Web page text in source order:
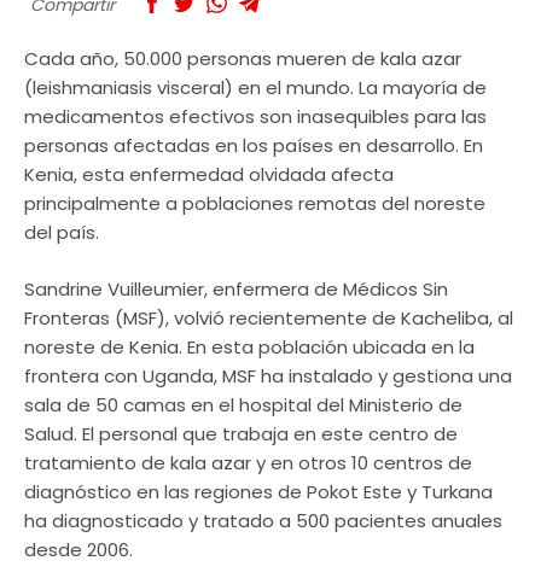
Cada año, 50.000 personas mueren de kala azar
(leishmaniasis visceral) en el mundo. La mayoría de
medicamentos efectivos son inasequibles para las
personas afectadas en los países en desarrollo. En
Kenia, esta enfermedad olvidada afecta
principalmente a poblaciones remotas del noreste
del país.
Sandrine Vuilleumier, enfermera de Médicos Sin
Fronteras (MSF), volvió recientemente de Kacheliba, al
noreste de Kenia. En esta población ubicada en la
frontera con Uganda, MSF ha instalado y gestiona una
sala de 50 camas en el hospital del Ministerio de
Salud. El personal que trabaja en este centro de
tratamiento de kala azar y en otros 10 centros de
diagnóstico en las regiones de Pokot Este y Turkana
ha diagnosticado y tratado a 500 pacientes anuales
desde 2006.